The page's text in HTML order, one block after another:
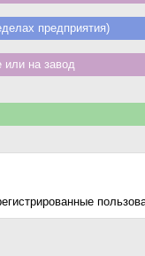
предприятия)
на завод